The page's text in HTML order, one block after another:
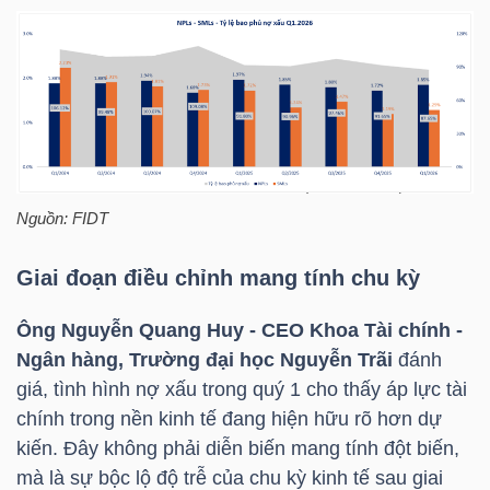
Nguồn: FIDT
Giai đoạn điều chỉnh mang tính chu kỳ
Ông Nguyễn Quang Huy - CEO Khoa Tài chính -
Ngân hàng, Trường đại học Nguyễn Trãi đánh
giá, tình hình nợ xấu trong quý 1 cho thấy áp lực tài
chính trong nền kinh tế đang hiện hữu rõ hơn dự
kiến. Đây không phải diễn biến mang tính đột biến,
mà là sự bộc lộ độ trễ của chu kỳ kinh tế sau giai
ĐỘNG
Mã
chứng
khoán
(-)